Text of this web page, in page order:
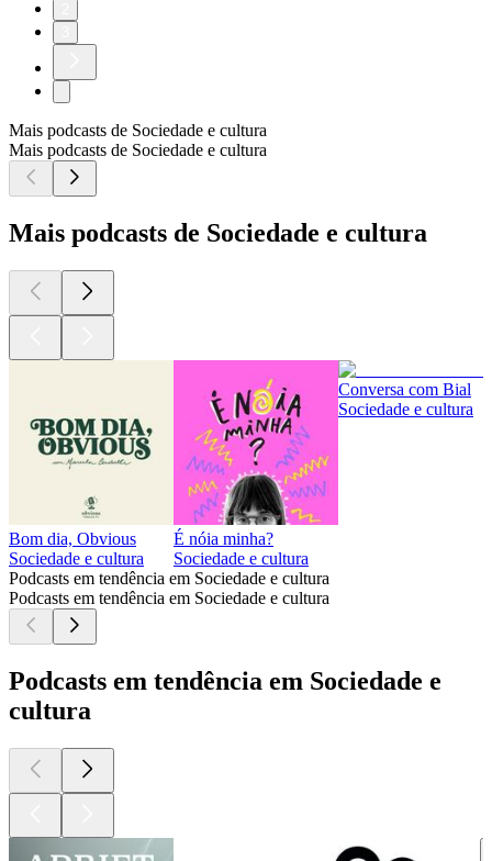
Mais podcasts de Sociedade e cultura
Mais podcasts de Sociedade e cultura
Mais podcasts de Sociedade e cultura
Bom dia, Obvious
Sociedade e cultura
É nóia minha?
Sociedade e cultura
Conversa com Bial
Sociedade e cultura
Podcasts em tendência em Sociedade e cultura
Podcasts em tendência em Sociedade e cultura
Podcasts em tendência em Sociedade e
cultura